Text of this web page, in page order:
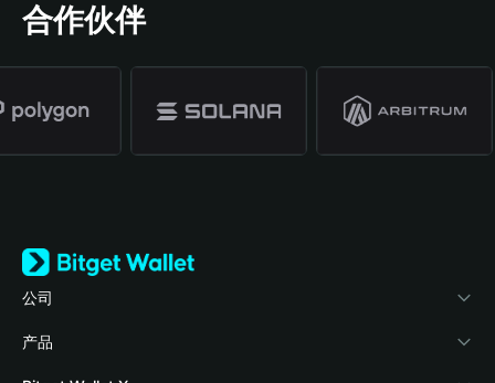
合作伙伴
公司
关于 Bitget Wallet
产品